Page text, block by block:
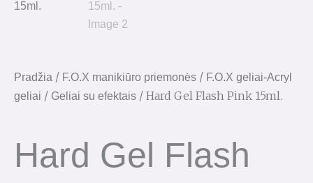
Pradžia / F.O.X manikiūro priemonės / F.O.X geliai-Acryl
geliai / Geliai su efektais / Hard Gel Flash Pink 15ml.
Hard Gel Flash